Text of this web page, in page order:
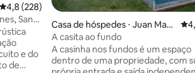
4,8 de uma avaliação média de 5, 228 avaliações
4,8 (228)
San
e do
de
Casa de hóspedes ⋅ Juan Martí
n de Pueyrredón
A casita ao fundo
A casinha nos fundos é um espaço
dentro de uma propriedade, com